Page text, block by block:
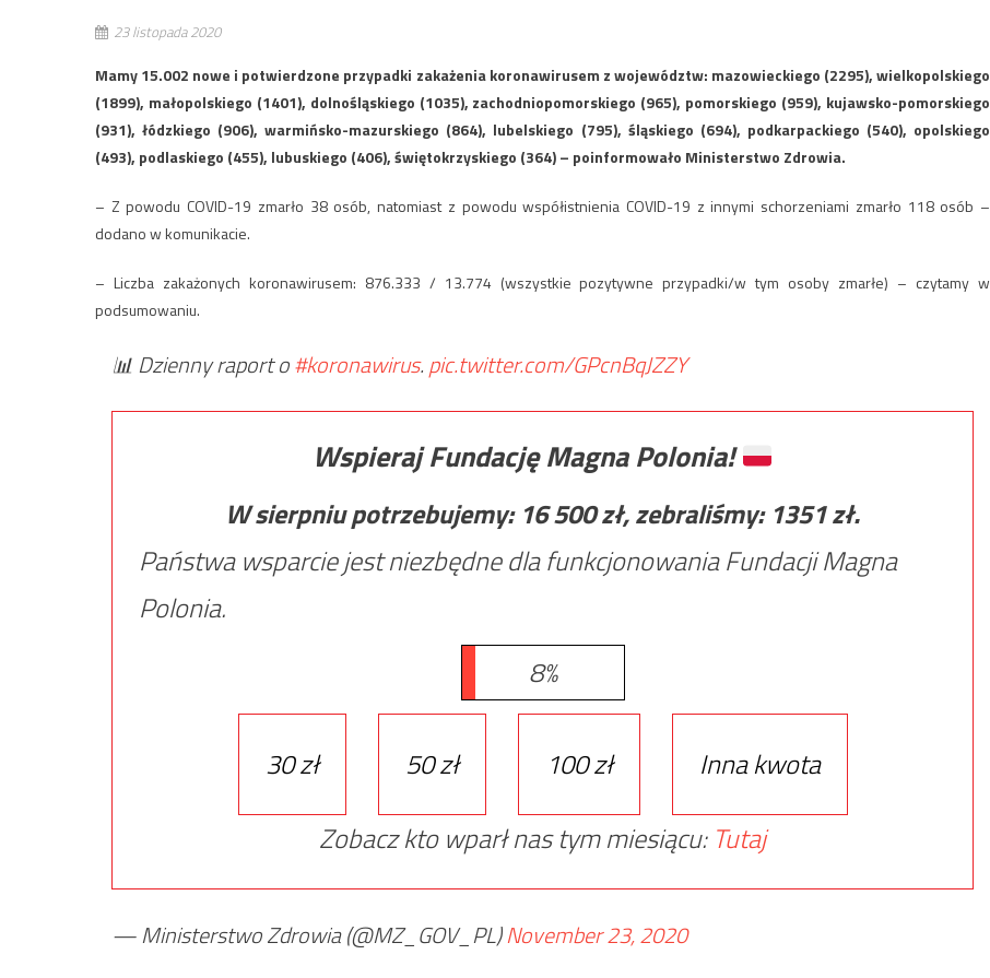
23 listopada 2020
Mamy 15.002 nowe i potwierdzone przypadki zakażenia koronawirusem z województw: mazowieckiego (2295), wielkopolskiego
(1899), małopolskiego (1401), dolnośląskiego (1035), zachodniopomorskiego (965), pomorskiego (959), kujawsko-pomorskiego
(931), łódzkiego (906), warmińsko-mazurskiego (864), lubelskiego (795), śląskiego (694), podkarpackiego (540), opolskiego
(493), podlaskiego (455), lubuskiego (406), świętokrzyskiego (364) – poinformowało Ministerstwo Zdrowia.
– Z powodu COVID-19 zmarło 38 osób, natomiast z powodu współistnienia COVID-19 z innymi schorzeniami zmarło 118 osób –
dodano w komunikacie.
– Liczba zakażonych koronawirusem: 876.333 / 13.774 (wszystkie pozytywne przypadki/w tym osoby zmarłe) – czytamy w
podsumowaniu.
📊 Dzienny raport o#koronawirus.pic.twitter.com/GPcnBqJZZY
Wspieraj Fundację Magna Polonia!
W sierpniu potrzebujemy: 16 500zł, zebraliśmy: 1351zł.
Państwa wsparcie jest niezbędne dla funkcjonowania Fundacji Magna
Polonia.
8%
30 zł 50 zł 100 zł
Inna kwota
Zobacz kto wparł nas tym miesiącu: Tutaj
— Ministerstwo Zdrowia (@MZ_GOV_PL)November 23, 2020